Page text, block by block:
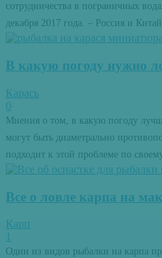
сотрудничества в пограничных
декабря 2017 года. – Россия и
В какую погоду нужно
Карась
0
Мнения о том, в какую погоду
могут быть диаметрально
подходит к этой проблеме по
Все о ловле карпа на
Карп
1
Один из видов рыбалки на карпа